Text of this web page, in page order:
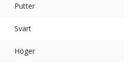
Putter
Svart
Höger